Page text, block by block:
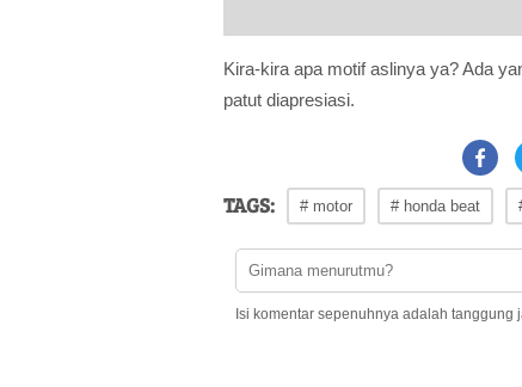
Kira-kira apa motif aslinya ya? Ada
patut diapresiasi.
TAGS: # motor # honda beat
Isi komentar sepenuhnya adalah